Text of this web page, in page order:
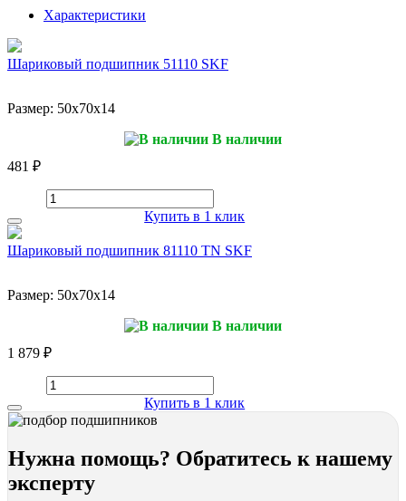
Характеристики
Шариковый подшипник 51110 SKF
Размер: 50x70x14
В наличии
481 ₽
Купить в 1 клик
Шариковый подшипник 81110 TN SKF
Размер: 50x70x14
В наличии
1 879 ₽
Купить в 1 клик
Нужна помощь? Обратитесь к нашему
эксперту